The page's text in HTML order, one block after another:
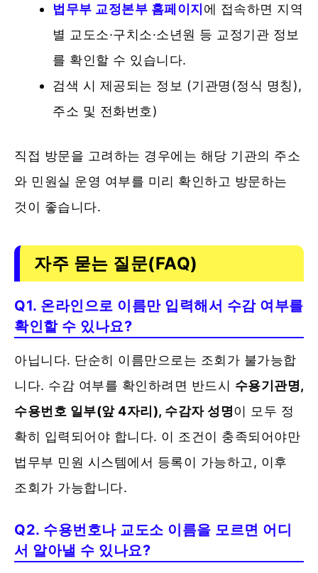
법무부 교정본부 홈페이지 에 접속하면 지역
별 교도소·구치소·소년원 등 교정기관 정보
를 확인할 수 있습니다.
검색 시 제공되는 정보 (기관명(정식 명칭),
주소 및 전화번호)
직접 방문을 고려하는 경우에는 해당 기관의 주소
와 민원실 운영 여부를 미리 확인하고 방문하는
것이 좋습니다.
자주 묻는 질문(FAQ)
Q1. 온라인으로 이름만 입력해서 수감 여부를
확인할 수 있나요?
아닙니다. 단순히 이름만으로는 조회가 불가능합
니다. 수감 여부를 확인하려면 반드시 수용기관명,
수용번호 일부(앞 4자리), 수감자 성명이 모두 정
확히 입력되어야 합니다. 이 조건이 충족되어야만
법무부 민원 시스템에서 등록이 가능하고, 이후
조회가 가능합니다.
Q2. 수용번호나 교도소 이름을 모르면 어디
서 알아낼 수 있나요?